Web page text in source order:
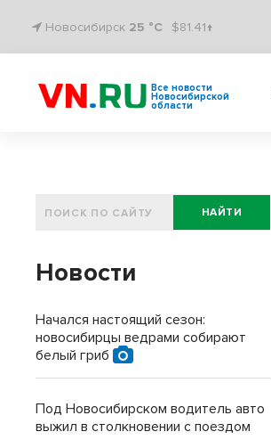
Новосибирск 25 °C $81.41↑
Все новости
Новосибирской
области
НАЙТИ
Новости
Начался настоящий сезон:
новосибирцы ведрами собирают
белый гриб
Под Новосибирском водитель авто
выжил в столкновении с поездом